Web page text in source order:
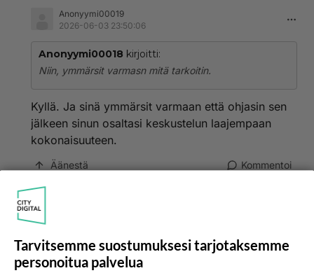
Anonyymi00019
2026-06-03 23:50:06
Anonyymi00018 kirjoitti:
Niin, ymmärsit varmasn mitä tarkoitin.
Kyllä. Ja sinä ymmärsit varmaan että ohjasin sen
jälkeen sinun osaltasi keskustelun laajempaan
kokonaisuuteen.
Äänestä Kommentoi
Anonyymi00012kirjoitti:
Kysymysmerkki lähinnä siksi koska se oli yksi ehdotus.
Mielestäni on tärkeää tutustua toiseen rauhassa eikä
Tarvitsemme suostumuksesi tarjotaksemme
personoitua palvelua